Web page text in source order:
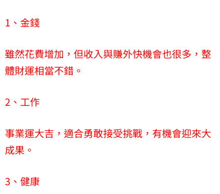
1、金錢
雖然花費增加，但收入與賺外快機會也很多，整
體財運相當不錯。
2、工作
事業運大吉，適合勇敢接受挑戰，有機會迎來大
成果。
3、健康